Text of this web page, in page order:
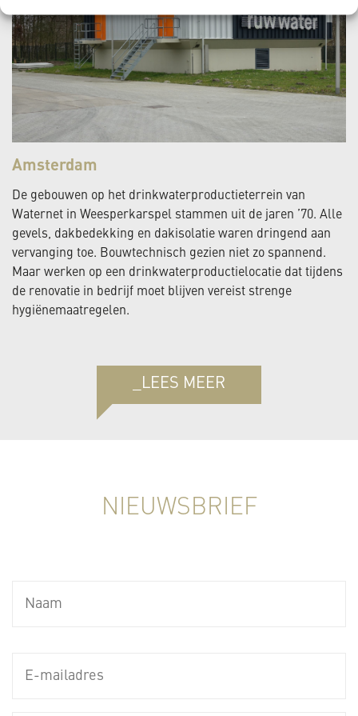
Amsterdam
De gebouwen op het drinkwaterproductieterrein van
Waternet in Weesperkarspel stammen uit de jaren ’70. Alle
gevels, dakbedekking en dakisolatie waren dringend aan
vervanging toe. Bouwtechnisch gezien niet zo spannend.
Maar werken op een drinkwaterproductielocatie dat tijdens
de renovatie in bedrijf moet blijven vereist strenge
hygiënemaatregelen.
_LEES MEER
NIEUWSBRIEF